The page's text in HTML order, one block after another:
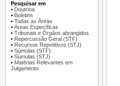
Pesquisar em
• Doutrina
• Boletins
• Todas as Áreas
• Áreas Específicas
• Tribunais e Órgãos abrangidos
• Repercussão Geral (STF)
• Recursos Repetitivos (STJ)
• Súmulas (STF)
• Súmulas (STJ)
• Matérias Relevantes em
Julgamento